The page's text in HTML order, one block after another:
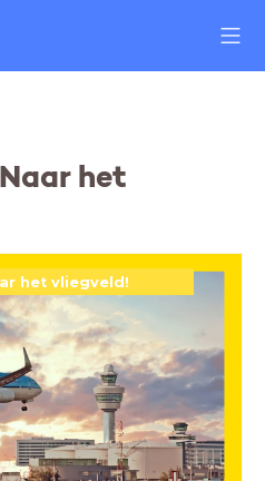
het
het vliegveld!